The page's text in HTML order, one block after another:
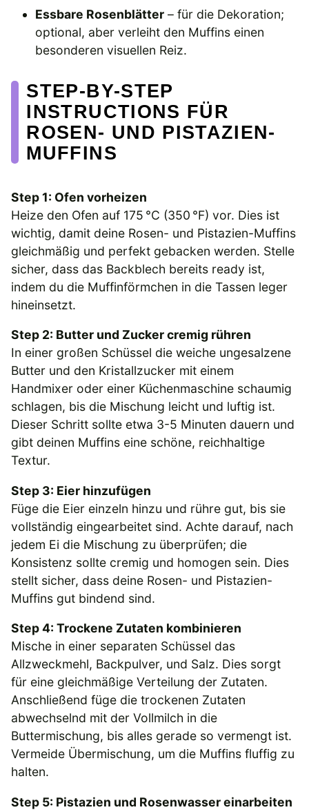
Essbare Rosenblätter – für die Dekoration;
optional, aber verleiht den Muffins einen
besonderen visuellen Reiz.
STEP-BY-STEP
INSTRUCTIONS FÜR
ROSEN- UND PISTAZIEN-
MUFFINS
Step 1: Ofen vorheizen
Heize den Ofen auf 175 °C (350 °F) vor. Dies ist
wichtig, damit deine Rosen- und Pistazien-Muffins
gleichmäßig und perfekt gebacken werden. Stelle
sicher, dass das Backblech bereits ready ist,
indem du die Muffinförmchen in die Tassen leger
hineinsetzt.
Step 2: Butter und Zucker cremig rühren
In einer großen Schüssel die weiche ungesalzene
Butter und den Kristallzucker mit einem
Handmixer oder einer Küchenmaschine schaumig
schlagen, bis die Mischung leicht und luftig ist.
Dieser Schritt sollte etwa 3-5 Minuten dauern und
gibt deinen Muffins eine schöne, reichhaltige
Textur.
Step 3: Eier hinzufügen
Füge die Eier einzeln hinzu und rühre gut, bis sie
vollständig eingearbeitet sind. Achte darauf, nach
jedem Ei die Mischung zu überprüfen; die
Konsistenz sollte cremig und homogen sein. Dies
stellt sicher, dass deine Rosen- und Pistazien-
Muffins gut bindend sind.
Step 4: Trockene Zutaten kombinieren
Mische in einer separaten Schüssel das
Allzweckmehl, Backpulver, und Salz. Dies sorgt
für eine gleichmäßige Verteilung der Zutaten.
Anschließend füge die trockenen Zutaten
abwechselnd mit der Vollmilch in die
Buttermischung, bis alles gerade so vermengt ist.
Vermeide Übermischung, um die Muffins fluffig zu
halten.
Step 5: Pistazien und Rosenwasser einarbeiten